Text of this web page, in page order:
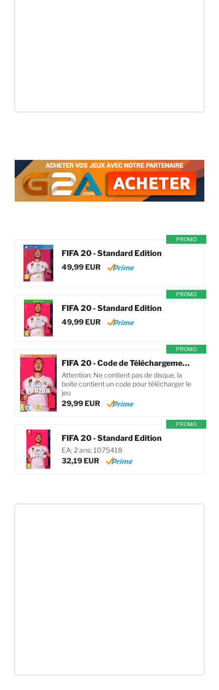
PROMO
FIFA 20 - Standard Edition
49,99 EUR
PROMO
FIFA 20 - Standard Edition
49,99 EUR
PROMO
FIFA 20 - Code de Téléchargement pour PC
Attention: Ne contient pas de disque, la
boite contient un code pour télécharger le
jeu
29,99 EUR
PROMO
FIFA 20 - Standard Edition
EA; 2 ans; 1075418
32,19 EUR